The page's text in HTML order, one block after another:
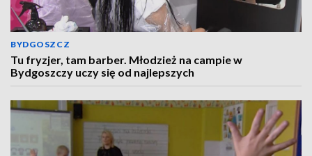
BYDGOSZCZ
Tu fryzjer, tam barber. Młodzież na campie w
Bydgoszczy uczy się od najlepszych